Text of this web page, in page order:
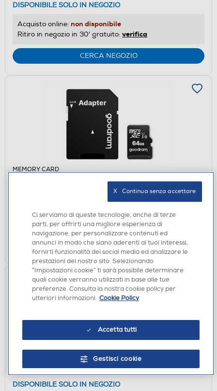
DISPONIBILE SOLO IN NEGOZIO
Acquisto online: non disponibile
Ritiro in negozio in 30' gratuito: verifica
CERCA NEGOZIO
MEMORY CARD
DISPONIBILE SOLO IN NEGOZIO
Acquisto online:non disponibile
Ritiro in negozio in 30' gratuito: verifica
CERCA NEGOZIO
SBS - M1AA-1280R12-Nero
DISPONIBILE SOLO IN NEGOZIO
Ci serviamo di queste tecnologie, anche di terze
parti, per offrirti una migliore esperienza di
navigazione, per personalizzare contenuti ed
annunci in modo che siano aderenti ai tuoi interessi,
fornirti funzionalità dei social media ed analizzare le
prestazioni del nostro sito. Selezionando
“Impostazioni cookie” ti sarà possibile determinare
quali cookie verranno utilizzati in base alle tue
preferenze. Consulta la nostra cookie policy per
ulteriori informazioni. Cookie Policy
Accetta tutti
Gestisci cookie
X   Continua senza accettare